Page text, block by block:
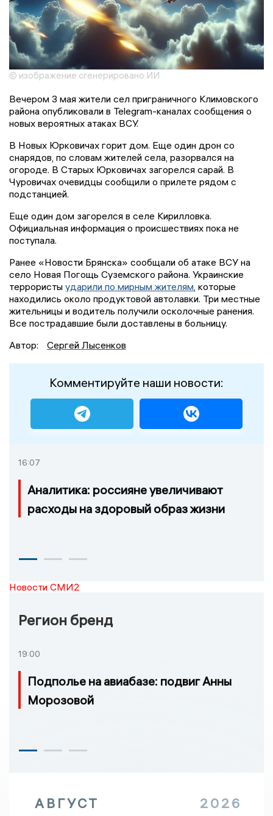
© изображение сгенерировано ИИ
Вечером 3 мая жители сел приграничного Климовского
района опубликовали в Telegram-каналах сообщения о
новых вероятных атаках ВСУ.
В Новых Юрковичах горит дом. Еще один дрон со
снарядов, по словам жителей села, разорвался на
огороде. В Старых Юрковичах загорелся сарай. В
Чуровичах очевидцы сообщили о прилете рядом с
подстанцией.
Еще один дом загорелся в селе Кирилловка.
Официальная информация о происшествиях пока не
поступала.
Ранее «Новости Брянска» сообщали об атаке ВСУ на
село Новая Погощь Суземского района. Украинские
террористы ударили по мирным жителям, которые
находились около продуктовой автолавки. Три местные
жительницы и водитель получили осколочные ранения.
Все пострадавшие были доставлены в больницу.
Автор:
Сергей Лысенков
Комментируйте наши новости:
16:07
Аналитика: россияне увеличивают
расходы на здоровый образ жизни
Новости СМИ2
Регион бренд
19:00
Подполье на авиабазе: подвиг Анны
Морозовой
АВГУСТ 2026